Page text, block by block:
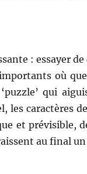
: essayer
où
qui
les caractères
et prévisible,
au final